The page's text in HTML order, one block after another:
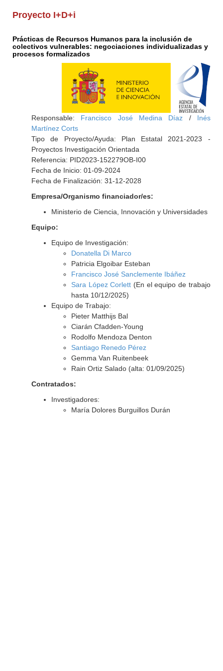
Proyecto I+D+i
Prácticas de Recursos Humanos para la inclusión de
colectivos vulnerables: negociaciones individualizadas y
procesos formalizados
Responsable: Francisco José Medina Díaz / Inés
Martínez Corts
Tipo de Proyecto/Ayuda: Plan Estatal 2021-2023 -
Proyectos Investigación Orientada
Referencia: PID2023-152279OB-I00
Fecha de Inicio: 01-09-2024
Fecha de Finalización: 31-12-2028
Empresa/Organismo financiador/es:
Ministerio de Ciencia, Innovación y Universidades
Equipo:
Equipo de Investigación:
Donatella Di Marco
Patricia Elgoibar Esteban
Francisco José Sanclemente Ibáñez
Sara López Corlett (En el equipo de trabajo
hasta 10/12/2025)
Equipo de Trabajo:
Pieter Matthijs Bal
Ciarán Cfadden-Young
Rodolfo Mendoza Denton
Santiago Renedo Pérez
Gemma Van Ruitenbeek
Rain Ortiz Salado (alta: 01/09/2025)
Contratados:
Investigadores:
María Dolores Burguillos Durán